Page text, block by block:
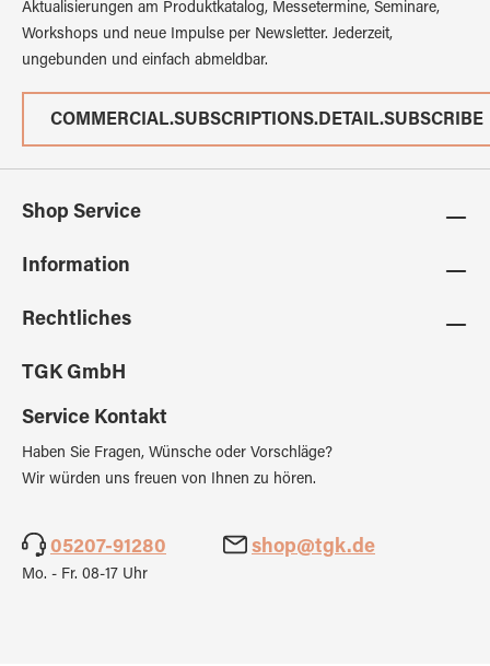
Aktualisierungen am Produktkatalog, Messetermine, Seminare,
Workshops und neue Impulse per Newsletter. Jederzeit,
ungebunden und einfach abmeldbar.
COMMERCIAL.SUBSCRIPTIONS.DETAIL.SUBSCRIBE
Shop Service
Information
Rechtliches
TGK GmbH
Service Kontakt
Haben Sie Fragen, Wünsche oder Vorschläge?
Wir würden uns freuen von Ihnen zu hören.
05207-91280 shop@tgk.de
Mo. - Fr. 08-17 Uhr